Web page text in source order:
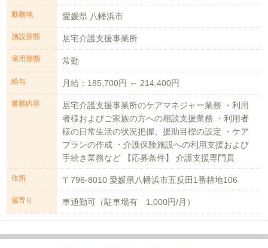
勤務地 愛媛県 八幡浜市
施設形態 居宅介護支援事業所
雇用形態 常勤
給与 月給：185,700円 ～ 214,400円
業務内容
居宅介護支援事業所のケアマネジャー業務 ・利用
者様およびご家族の方への相談支援業務 ・利用者
様の日常生活の状況把握、援助目標の設定 ・ケア
プランの作成 ・介護保険施設への利用支援および
手続き業務など 【応募条件】 介護支援専門員
住所 〒796-8010 愛媛県八幡浜市五反田1番耕地106
最寄り 車通勤可（駐車場有 1,000円/月）